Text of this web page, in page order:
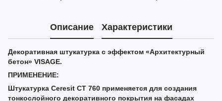
Описание Характеристики
Декоративная штукатурка с эффектом «Архитектурный
бетон» VISAGE.
ПРИМЕНЕНИЕ:
Штукатурка Ceresit CT 760 применяется для создания
тонкослойного декоративного покрытия на фасадах